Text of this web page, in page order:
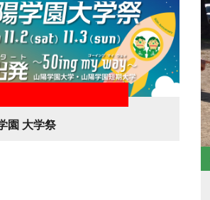
園 大学祭